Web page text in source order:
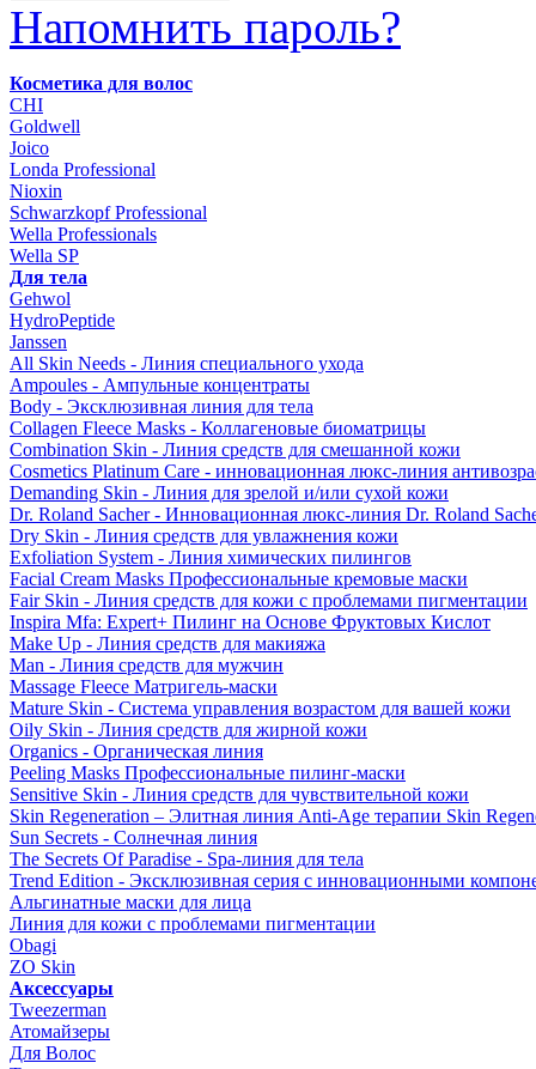
Напомнить пароль?
Косметика для волос
CHI
Goldwell
Joico
Londa Professional
Nioxin
Schwarzkopf Professional
Wella Professionals
Wella SP
Для тела
Gehwol
HydroPeptide
Janssen
All Skin Needs - Линия специального ухода
Ampoules - Ампульные концентраты
Body - Эксклюзивная линия для тела
Collagen Fleece Masks - Коллагеновые биоматрицы
Combination Skin - Линия средств для смешанной кожи
Cosmetics Platinum Care - инновационная люкс-линия
Demanding Skin - Линия для зрелой и/или сухой кожи
Dr. Roland Sacher - Инновационная люкс-линия Dr. Roland
Dry Skin - Линия средств для увлажнения кожи
Exfoliation System - Линия химических пилингов
Facial Cream Masks Профессиональные кремовые маски
Fair Skin - Линия средств для кожи с проблемами пигментации
Inspira Mfa: Expert+ Пилинг на Основе Фруктовых Кислот
Make Up - Линия средств для макияжа
Man - Линия средств для мужчин
Massage Fleece Матригель-маски
Mature Skin - Система управления возрастом для вашей кожи
Oily Skin - Линия средств для жирной кожи
Organics - Органическая линия
Peeling Masks Профессиональные пилинг-маски
Sensitive Skin - Линия средств для чувствительной кожи
Skin Regeneration – Элитная линия Anti-Age терапии Skin
Sun Secrets - Солнечная линия
The Secrets Of Paradise - Spa-линия для тела
Trend Edition - Эксклюзивная серия с инновационными
Альгинатные маски для лица
Линия для кожи с проблемами пигментации
Obagi
ZO Skin
Aксессуары
Tweezerman
Атомайзеры
Для Волос